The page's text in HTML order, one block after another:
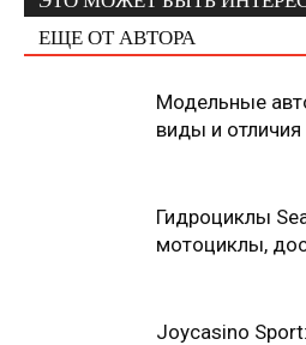
ЕЩЕ ОТ АВТОРА
Модельные
виды и отличия
Гидроциклы
мотоциклы,
Joycasino